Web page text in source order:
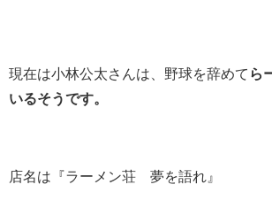
現在は小林公太さんは、野球を辞めて ら
いるそうです。
店名は『ラーメン荘 夢を語れ』